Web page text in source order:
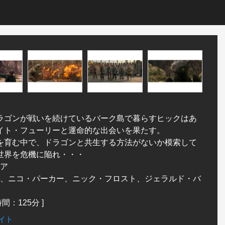
ゴンが戦いを続けているバーク島で暮らすヒックはあ
・フューリーと運命的な出会いを果たす。
育む中で、ドラゴンと共生する方法がないか模索して
を危機に陥れ・・・
ニコ・パーカー、ニック・フロスト、ジェラルド・バ
：125分 ]
ト